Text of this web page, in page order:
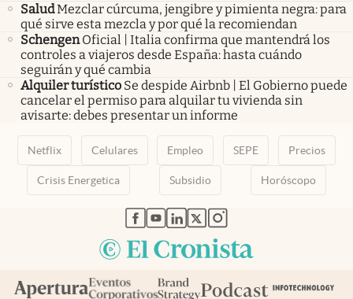
SaludMezclar cúrcuma, jengibre y pimienta negra: para
qué sirve esta mezcla y por qué la recomiendan
Schengen Oficial | Italia confirma que mantendrá los
controles a viajeros desde España: hasta cuándo
seguirán y qué cambia
Alquiler turístico Se despide Airbnb | El Gobierno puede
cancelar el permiso para alquilar tu vivienda sin
avisarte: debes presentar un informe
Netflix Celulares Empleo SEPE Precios
Crisis Energetica Subsidio Horóscopo
abre en nueva pestaña
abre en nueva pestaña
abre en nueva pestaña
abre en nueva pestaña
abre en nueva pestaña